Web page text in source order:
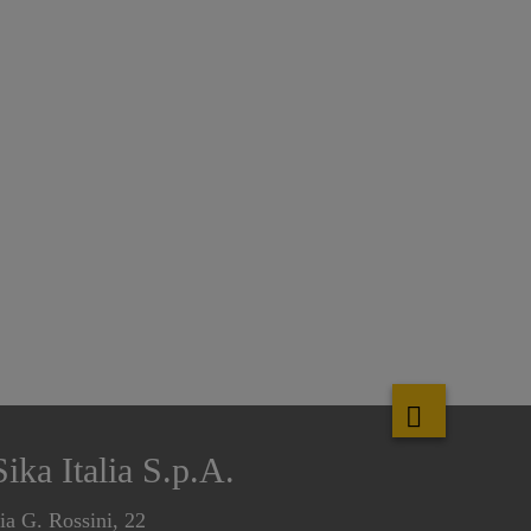
Italia S.p.A.
G. Rossini, 22